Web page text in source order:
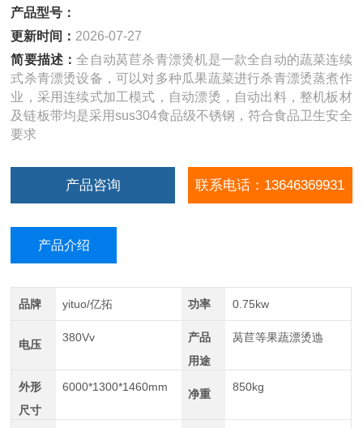
产品型号：
更新时间： 2026-07-27
简要描述：全自动莴苣杀青漂烫机是一款全自动的蔬菜连续
式杀青漂烫设备，可以对多种瓜果蔬菜进行杀青漂烫蒸煮作
业，采用连续式加工模式，自动漂烫，自动出料，整机板材
及链板带均是采用sus304食品级不锈钢，符合食品卫生安全
要求
产品咨询 联系电话：13646369931
产品介绍
品牌 yituo/亿拓 功率 0.75kw
电压
380Vv
产品
用途
莴苣等果蔬漂烫迆
外形
尺寸
6000*1300*1460mm
净重
850kg